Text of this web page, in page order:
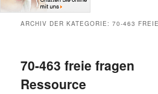
ARCHIV DER KATEGORIE:70-463
70-463 freie fragen
Ressource